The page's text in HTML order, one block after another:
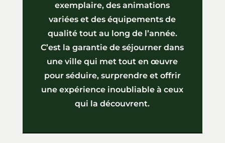
exemplaire, des animations
variées et des équipements de
qualité tout au long de l’année.
C’est la garantie de séjourner dans
une ville qui met tout en œuvre
pour séduire, surprendre et offrir
une expérience inoubliable à ceux
qui la découvrent.